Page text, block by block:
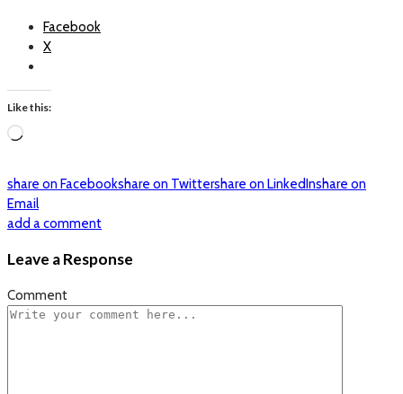
Facebook
X
Like this:
Loading…
share on Facebookshare on Twittershare on LinkedInshare on
Email
add a comment
Leave a Response
Comment